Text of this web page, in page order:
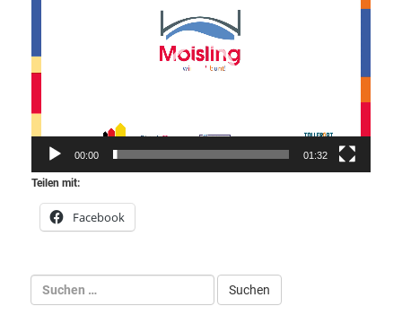
00:00 01:32
Teilen mit:
Facebook